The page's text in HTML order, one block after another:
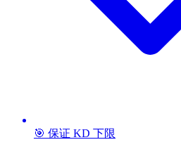
🎯 保证 KD 下限